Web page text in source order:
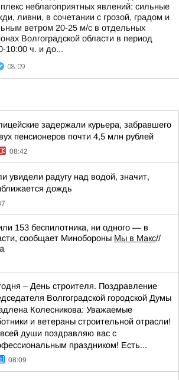
неблагоприятных явлений: сильные
ливни, в сочетании с грозой, градом и
ветром 20-25 м/с в отдельных
Волгоградской области в период
10:00 ч. и до...
08:09
задержали курьера, забравшего
пенсионеров почти 4,5 млн рублей
08:42
увидели радугу над водой, значит,
дождь
153 беспилотника, ни одного — в
сообщает Минобороны Мы в Макс//
– День строителя. Поздравление
Волгоградской городской Думы
Колесникова: Уважаемые
и ветераны строительной отрасли!
души поздравляю вас с
праздником! Есть...
08:09